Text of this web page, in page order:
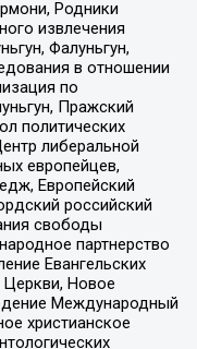
Родники
извлечения
Фалуньгун,
в отношении
по
Пражский
политических
либеральной
европейцев,
Европейский
российский
свободы
партнерство
Евангельских
Церкви, Новое
Международный
христианское